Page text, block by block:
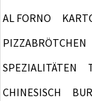
AL FORNO
PIZZABRÖTCHEN
SPEZIALITÄTEN
CHINESISCH